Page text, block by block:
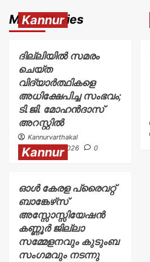
More Stories
Kannur
ദില്ലിയിൽ സമരം
ചെയ്ത
വിദ്യാർത്ഥികളെ
അധിക്ഷേപിച്ച സംഭവം;
ടി.ജി. മോഹൻദാസ്
അറസ്റ്റിൽ
Kannurvarthakal
August 10, 2026
0
Kannur
ഓൾ കേരള പ്രൈവറ്റ്
ബാങ്കേഴ്‌സ്
അസ്സോസ്സിയേഷൻ
കണ്ണൂർ ജില്ലാ
സമ്മേളനവും കുടുംബ
സംഗമവും നടന്നു